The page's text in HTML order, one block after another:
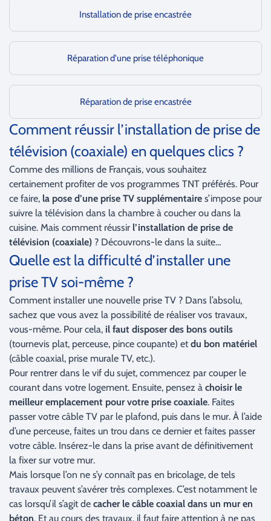
Installation de prise encastrée
Réparation d'une prise téléphonique
Réparation de prise encastrée
Comment réussir l’installation de prise de
télévision (coaxiale) en quelques clics ?
Comme des millions de Français, vous souhaitez
certainement profiter de vos programmes TNT préférés. Pour
ce faire, la pose d’une prise TV supplémentaire s’impose pour
suivre la télévision dans la chambre à coucher ou dans la
cuisine. Mais comment réussir l’installation de prise de
télévision (coaxiale) ? Découvrons-le dans la suite…
Quelle est la difficulté d’installer une
prise TV soi-même ?
Comment installer une nouvelle prise TV ? Dans l’absolu,
sachez que vous avez la possibilité de réaliser vos travaux,
vous-même. Pour cela, il faut disposer des bons outils
(tournevis plat, perceuse, pince coupante) et du bon matériel
(câble coaxial, prise murale TV, etc.).
Pour rentrer dans le vif du sujet, commencez par couper le
courant dans votre logement. Ensuite, pensez à choisir le
meilleur emplacement pour votre prise coaxiale. Faites
passer votre câble TV par le plafond, puis dans le mur. À l’aide
d’une perceuse, faites un trou dans ce dernier et faites passer
votre câble. Insérez-le dans la prise avant de définitivement
la fixer sur votre mur.
Mais lorsque l’on ne s’y connaît pas en bricolage, de tels
travaux peuvent s’avérer très complexes. C’est notamment le
cas lorsqu’il s’agit de cacher le câble coaxial dans un mur en
béton. Et au cours des travaux, il faut faire attention à ne pas